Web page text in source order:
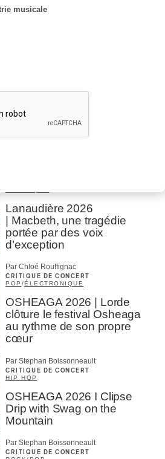
Concerts aux Îles du Bic
Domaine Forget 2026
| Bach éternel et éternelles
Lanaudière 2026
| Macbeth, une tragédie
portée par des voix
d’exception
Par Chloé Rouffignac
CRITIQUE DE CONCERT
POP /ÉLECTRONIQUE
OSHEAGA 2026 | Lorde
clôture le festival Osheaga
au rythme de son propre
cœur
Par Stephan Boissonneault
CRITIQUE DE CONCERT
HIP HOP
OSHEAGA 2026 I Clipse
Drip with Swag on the
Mountain
Par Stephan Boissonneault
CRITIQUE DE CONCERT
musicale